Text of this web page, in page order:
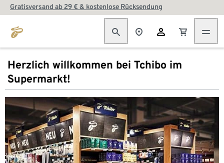
Gratisversand ab 29 € & kostenlose Rücksendung
Herzlich willkommen bei Tchibo im
Supermarkt!